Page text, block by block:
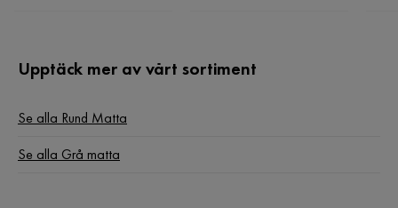
Upptäck mer av vårt sortiment
Se alla Rund Matta
Se alla Grå matta